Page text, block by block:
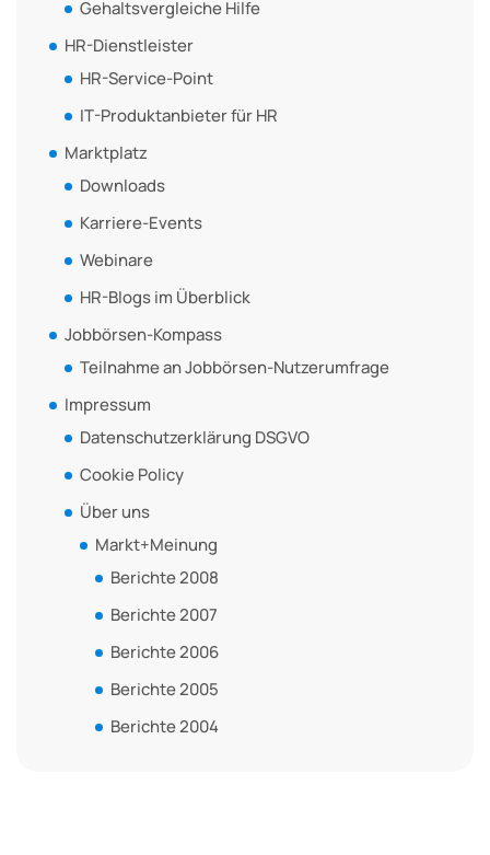
Gehaltsvergleiche Hilfe
HR-Dienstleister
HR-Service-Point
IT-Produktanbieter für HR
Marktplatz
Downloads
Karriere-Events
Webinare
HR-Blogs im Überblick
Jobbörsen-Kompass
Teilnahme an Jobbörsen-Nutzerumfrage
Impressum
Datenschutzerklärung DSGVO
Cookie Policy
Über uns
Markt+Meinung
Berichte 2008
Berichte 2007
Berichte 2006
Berichte 2005
Berichte 2004